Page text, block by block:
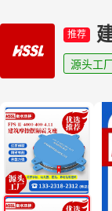
推荐
源头工